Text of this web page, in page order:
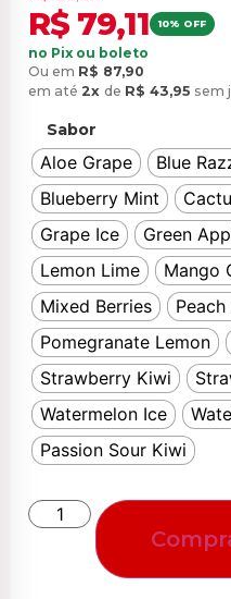
R$79,11 10% OFF
no Pix ou boleto
Ou em R$ 87,90
em até 2x de R$ 43,95 sem
Sabor
Aloe Grape
Blue
Blueberry Mint
Grape Ice
Green
Lemon Lime
Mango
Mixed Berries
Peach
Pomegranate Lemon
Strawberry Kiwi
Watermelon Ice
Passion Sour Kiwi